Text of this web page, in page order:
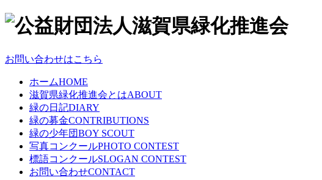
お問い合わせはこちら
ホームHOME
滋賀県緑化推進会とはABOUT
緑の日記DIARY
緑の募金CONTRIBUTIONS
緑の少年団BOY SCOUT
写真コンクールPHOTO CONTEST
標語コンクールSLOGAN CONTEST
お問い合わせCONTACT